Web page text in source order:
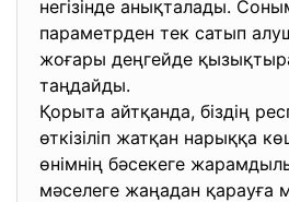
негізінде анықталады.
параметрден тек сатып
жоғары деңгейде
таңдайды.
Қорыта айтқанда, біздің
өткізіліп жатқан нарыққа
өнімнің бәсекеге
мәселеге жаңадан қарауға